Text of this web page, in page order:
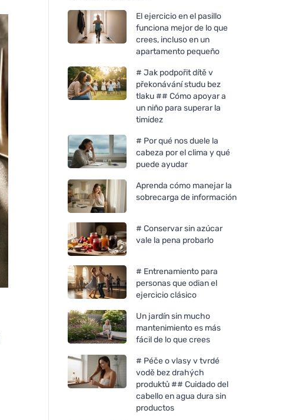
El ejercicio en el pasillo
funciona mejor de lo que
crees, incluso en un
apartamento pequeño
# Jak podpořit dítě v
překonávání studu bez
tlaku ## Cómo apoyar a
un niño para superar la
timidez
# Por qué nos duele la
cabeza por el clima y qué
puede ayudar
Aprenda cómo manejar la
sobrecarga de información
# Conservar sin azúcar
vale la pena probarlo
# Entrenamiento para
personas que odian el
ejercicio clásico
Un jardín sin mucho
mantenimiento es más
fácil de lo que crees
# Péče o vlasy v tvrdé
vodě bez drahých
produktů ## Cuidado del
cabello en agua dura sin
productos